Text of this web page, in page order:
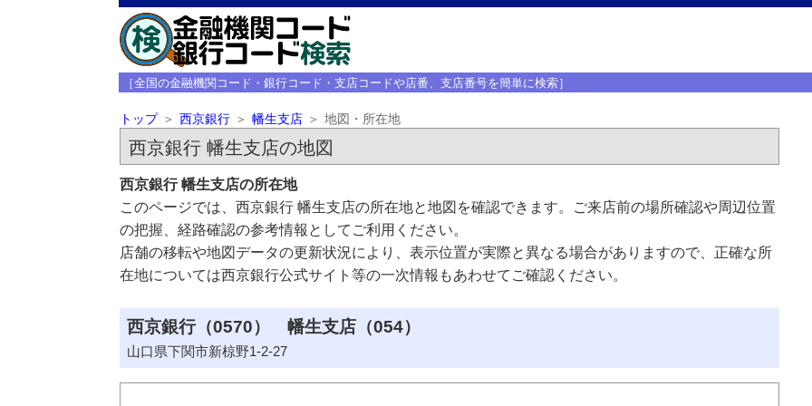
［全国の金融機関コード・銀行コード・支店コードや店番、支店番号を簡単に検索］
トップ 西京銀行 幡生支店 地図・所在地
西京銀行 幡生支店の地図
西京銀行 幡生支店の所在地
このページでは、西京銀行 幡生支店の所在地と地図を確認できます。ご来店前の場所確認や周辺位置
の把握、経路確認の参考情報としてご利用ください。
店舗の移転や地図データの更新状況により、表示位置が実際と異なる場合がありますので、正確な所
在地については西京銀行公式サイト等の一次情報もあわせてご確認ください。
西京銀行（0570） 幡生支店（054）
山口県下関市新椋野1-2-27